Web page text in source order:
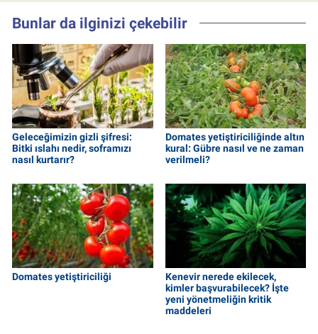
Bunlar da ilginizi çekebilir
Geleceğimizin gizli şifresi:
Bitki ıslahı nedir, soframızı
nasıl kurtarır?
Domates yetiştiriciliğinde altın
kural: Gübre nasıl ve ne zaman
verilmeli?
Domates yetiştiriciliği
Kenevir nerede ekilecek,
kimler başvurabilecek? İşte
yeni yönetmeliğin kritik
maddeleri